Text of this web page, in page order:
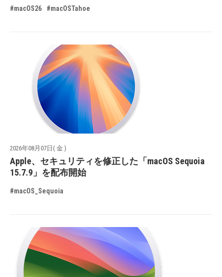
#macOS26 #macOSTahoe
2026年08月07日( 金 )
Apple、セキュリティを修正した「macOS Sequoia
15.7.9」を配布開始
#macOS_Sequoia